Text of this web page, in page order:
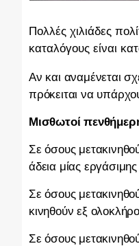
Πολλές χιλιάδες
καταλόγους είναι
Αν και αναμένεται
πρόκειται να
Μισθωτοί
Σε όσους
άδεια μίας
Σε όσους
κινηθούν εξ
Σε όσους